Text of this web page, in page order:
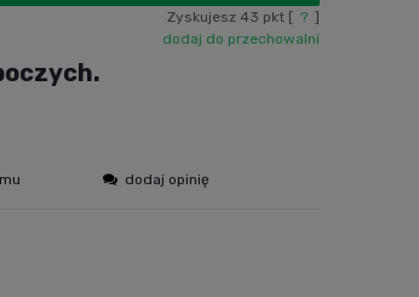
Zyskujesz 43 pkt [ ? ]
dodaj do przechowalni
dodaj opinię